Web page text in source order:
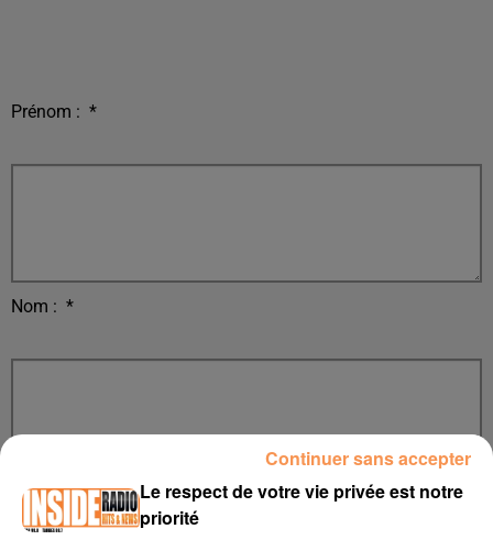
Prénom : *
Nom : *
E-mail*
Le respect de votre vie privée est notre
priorité
Continuer sans accepter